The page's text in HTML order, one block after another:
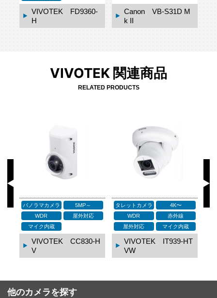
Canon VB-M620D Canon VB-M620VE
VIVOTEK 関連商品
RELATED PRODUCTS
ドームカメラ
4K〜
WDR
赤外線
屋外対応
VIVOTEK FD939-E
HTV
タレットカメラ
4K〜
WDR
赤外線
屋外対応
マイク内蔵
VIVOTEK IB939-E
HTV
他のカメラを探す